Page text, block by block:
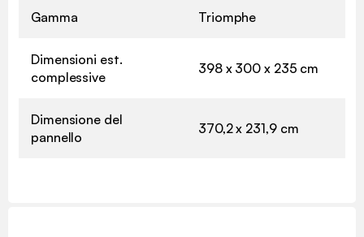
Gamma Triomphe
Dimensioni est.
complessive
398 x 300 x 235 cm
Dimensione del
pannello
370,2 x 231,9 cm